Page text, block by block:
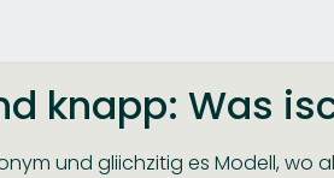
knapp: Was
und gliichzitig es Modell, wo